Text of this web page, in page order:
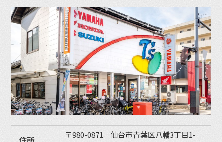
住所
〒980-0871 仙台市青葉区八幡3丁目1-